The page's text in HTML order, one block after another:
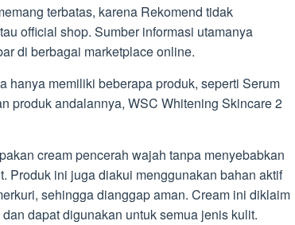
terbatas, karena Rekomend tidak
official shop. Sumber informasi utamanya
di berbagai marketplace online.
hanya memiliki beberapa produk, seperti Serum
produk andalannya, WSC Whitening Skincare 2
cream pencerah wajah tanpa menyebabkan
Produk ini juga diakui menggunakan bahan aktif
sehingga dianggap aman. Cream ini diklaim
dapat digunakan untuk semua jenis kulit.